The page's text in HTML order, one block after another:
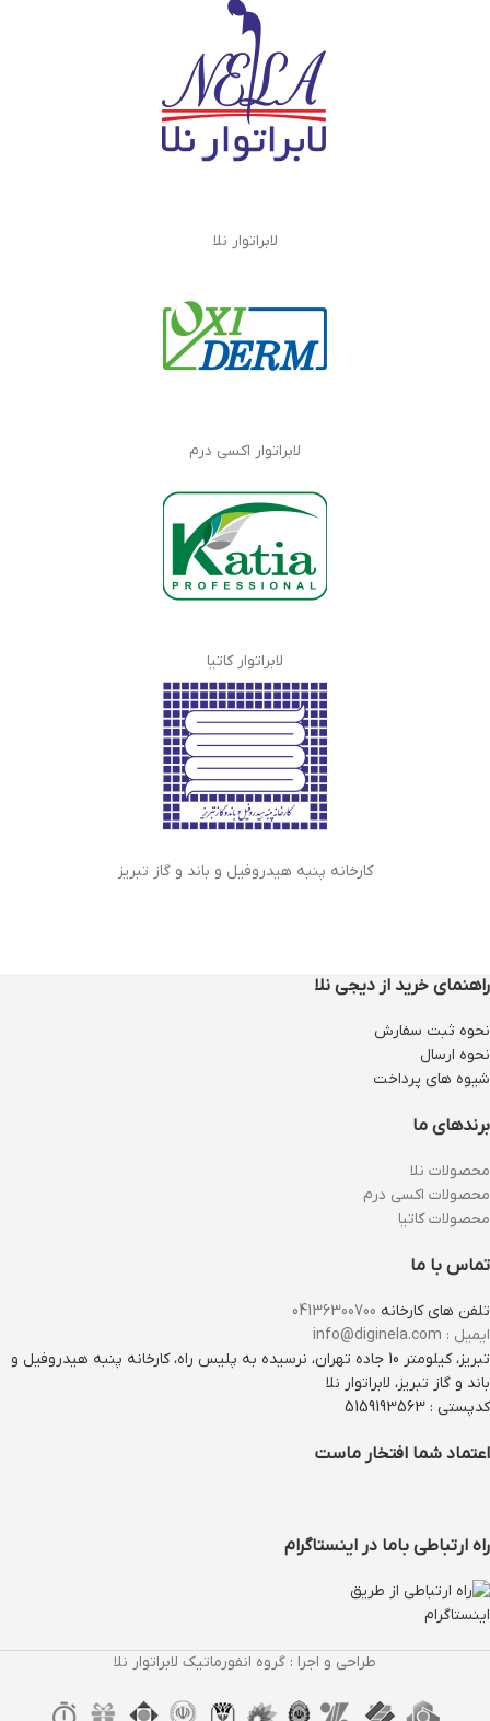
لابراتوار نلا
لابراتوار اکسی درم
لابراتوار کاتیا
کارخانه پنبه هیدروفیل و باند و گاز تبریز
راهنمای خرید از دیجی نلا
نحوه ثبت سفارش
نحوه ارسال
شیوه های پرداخت
برندهای ما
محصولات نلا
محصولات اکسی درم
محصولات کاتیا
تماس با ما
تلفن های کارخانه
ایمیل : info@diginela.com
تبریز، کیلومتر 10 جاده تهران، نرسیده به پلیس راه، کارخانه پنبه هیدروفیل و
باند و گاز تبریز، لابراتوار نلا
کدپستی : 5159193563
اعتماد شما افتخار ماست
راه ارتباطی باما در اینستاگرام
طراحی و اجرا : گروه انفورماتیک لابراتوار نلا